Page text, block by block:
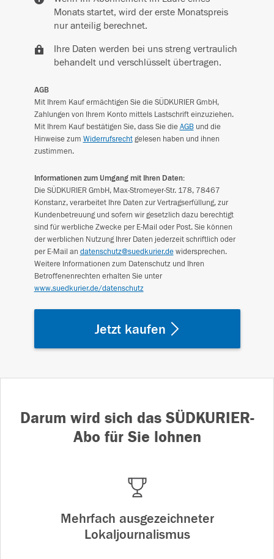
Monats startet, wird der erste Monatspreis
nur anteilig berechnet.
Ihre Daten werden bei uns streng vertraulich
behandelt und verschlüsselt übertragen.
AGB
Mit Ihrem Kauf ermächtigen Sie die SÜDKURIER GmbH,
Zahlungen von Ihrem Konto mittels Lastschrift einzuziehen.
Mit Ihrem Kauf bestätigen Sie, dass Sie dieAGBund die
Hinweise zum Widerrufsrechtgelesen haben und ihnen
zustimmen.
Informationen zum Umgang mit Ihren Daten:
Die SÜDKURIER GmbH, Max-Stromeyer-Str. 178, 78467
Konstanz, verarbeitet Ihre Daten zur Vertragserfüllung, zur
Kundenbetreuung und sofern wir gesetzlich dazu berechtigt
sind für werbliche Zwecke per E-Mail oder Post. Sie können
der werblichen Nutzung Ihrer Daten jederzeit schriftlich oder
per E-Mail an datenschutz@suedkurier.dewidersprechen.
Weitere Informationen zum Datenschutz und Ihren
Betroffenenrechten erhalten Sie unter
www.suedkurier.de/datenschutz
Jetzt kaufen
Darum wird sich das SÜDKURIER-
Abo für Sie lohnen
Mehrfach ausgezeichneter
Lokaljournalismus